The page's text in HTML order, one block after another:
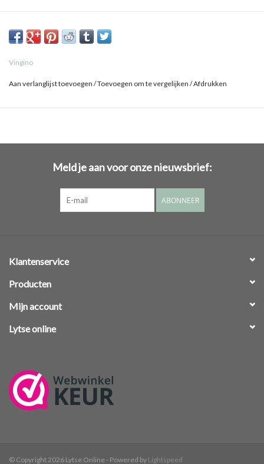
Vingino
Aan verlanglijst toevoegen /Toevoegen om te vergelijken /Afdrukken
Meld je aan voor onze nieuwsbrief:
ABONNEER
Klantenservice
Producten
Mijn account
Lytse online
© Copyright 2026 Lytse Online - Powered by Lightspeed